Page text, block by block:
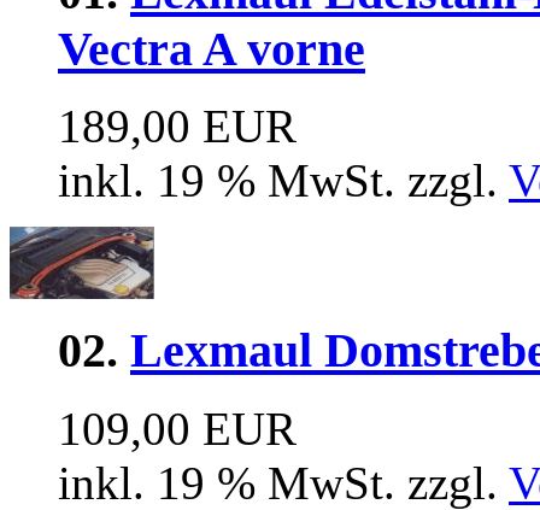
Vectra A vorne
189,00 EUR
inkl. 19 % MwSt. zzgl.
02. Lexmaul
109,00 EUR
inkl. 19 % MwSt. zzgl.